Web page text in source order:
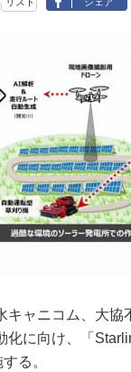
キャニコム、大
化に向け、「
る。